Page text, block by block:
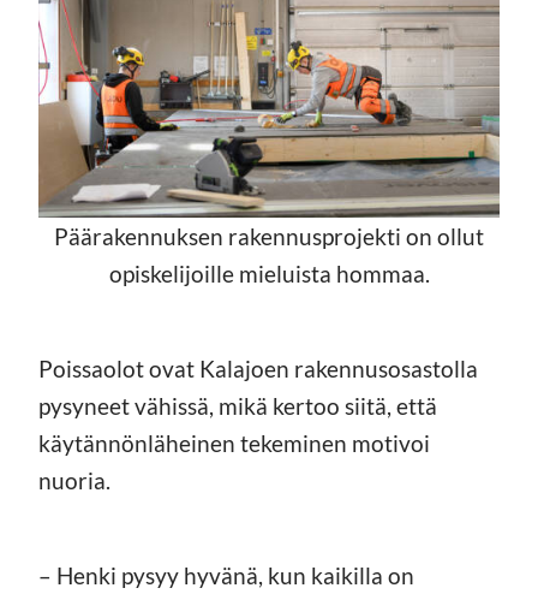
Päärakennuksen rakennusprojekti on ollut
opiskelijoille mieluista hommaa.
Poissaolot ovat Kalajoen rakennusosastolla
pysyneet vähissä, mikä kertoo siitä, että
käytännönläheinen tekeminen motivoi
nuoria.
– Henki pysyy hyvänä, kun kaikilla on